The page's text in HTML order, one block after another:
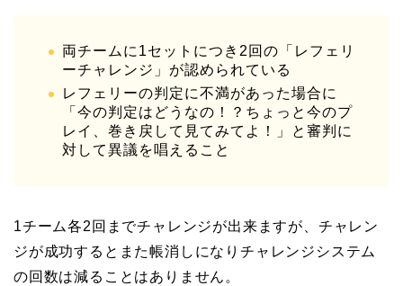
両チームに1セットにつき2回の「レフェリ
ーチャレンジ」が認められている
レフェリーの判定に不満があった場合に
「今の判定はどうなの！？ちょっと今のプ
レイ、巻き戻して見てみてよ！」と審判に
対して異議を唱えること
1チーム各2回までチャレンジが出来ますが、チャレン
ジが成功するとまた帳消しになりチャレンジシステム
の回数は減ることはありません。